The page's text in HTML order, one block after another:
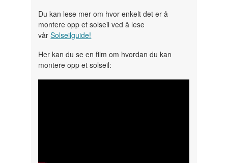
Du kan lese mer om hvor enkelt det er å
montere opp et solseil ved å lese
vårSolseilguide!
Her kan du se en film om hvordan du kan
montere opp et solseil: